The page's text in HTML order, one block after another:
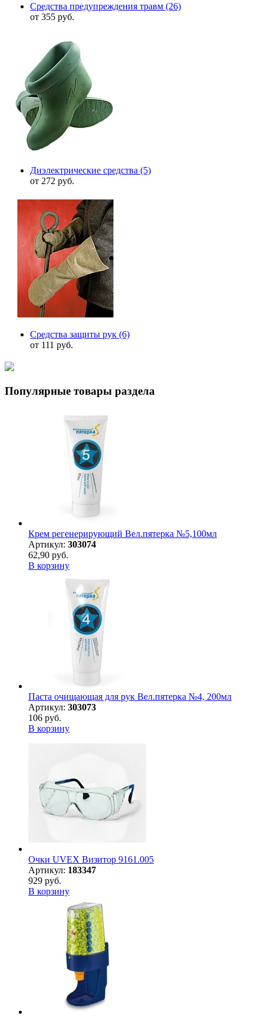
Средства предупреждения травм (26)
от 355 руб.
Диэлектрические средства (5)
от 272 руб.
Средства защиты рук (6)
от 111 руб.
Популярные товары раздела
Крем регенерирующий Вел.пятерка №5,100мл
Артикул: 303074
62,90 руб.
В корзину
Паста очищающая для рук Вел.пятерка №4, 200мл
Артикул: 303073
106 руб.
В корзину
Очки UVEX Визитор 9161.005
Артикул: 183347
929 руб.
В корзину